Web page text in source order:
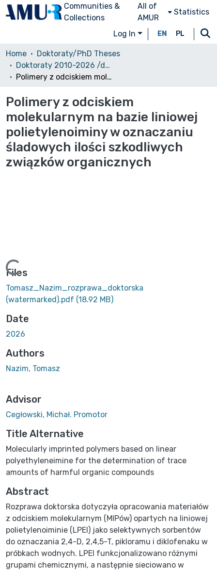
Communities &
Collections
All of
AMUR
Statistics
Log In EN PL
Home
Doktoraty/PhD Theses
Doktoraty 2010-2026 /dostęp otwarty/
Polimery z odciskiem molekularnym na bazie liniowej polietylenoiminy w oznaczaniu śladowych ilości szkodliwych związków organicznych
Polimery z odciskiem
molekularnym na bazie liniowej
polietylenoiminy w oznaczaniu
śladowych ilości szkodliwych
związków organicznych
Files
Tomasz_Nazim_rozprawa_doktorska
(watermarked).pdf (18.92 MB)
Date
2026
Authors
Nazim, Tomasz
Advisor
Cegłowski, Michał. Promotor
Title Alternative
Molecularly imprinted polymers based on linear
polyethyleneimine for the determination of trace
amounts of harmful organic compounds
Abstract
Rozprawa doktorska dotyczyła opracowania materiałów
z odciskiem molekularnym (MIPów) opartych na liniowej
polietylenoiminie (LPEI) jako selektywnych sorbentów
do oznaczania 2,4-D, 2,4,5-T, pikloramu i diklofenaku w
próbkach wodnych. LPEI funkcjonalizowano różnymi
grupami chemicznymi, a następnie sieciowano w